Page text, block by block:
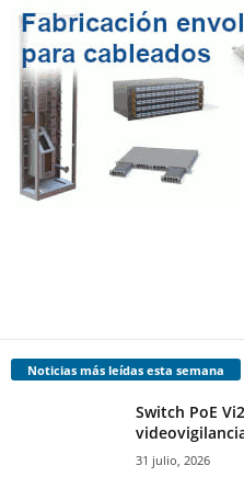
Noticias más leídas esta semana
Switch PoE
31 julio, 2026